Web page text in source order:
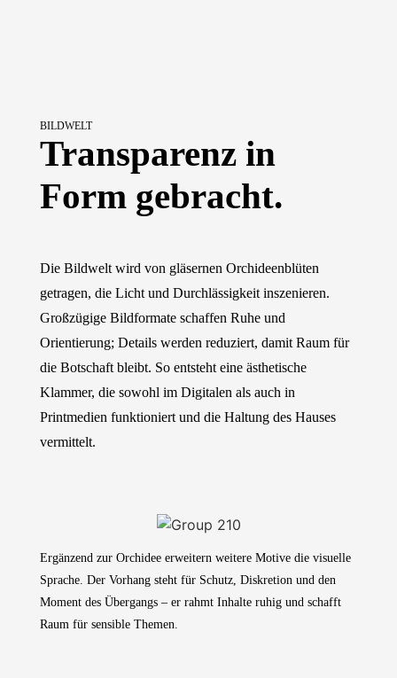
BILDWELT
Transparenz in
Form gebracht.
Die Bildwelt wird von gläsernen Orchideenblüten
getragen, die Licht und Durchlässigkeit inszenieren.
Großzügige Bildformate schaffen Ruhe und
Orientierung; Details werden reduziert, damit Raum für
die Botschaft bleibt. So entsteht eine ästhetische
Klammer, die sowohl im Digitalen als auch in
Printmedien funktioniert und die Haltung des Hauses
vermittelt.
Ergänzend zur Orchidee erweitern weitere Motive die visuelle
Sprache. Der Vorhang steht für Schutz, Diskretion und den
Moment des Übergangs – er rahmt Inhalte ruhig und schafft
Raum für sensible Themen.